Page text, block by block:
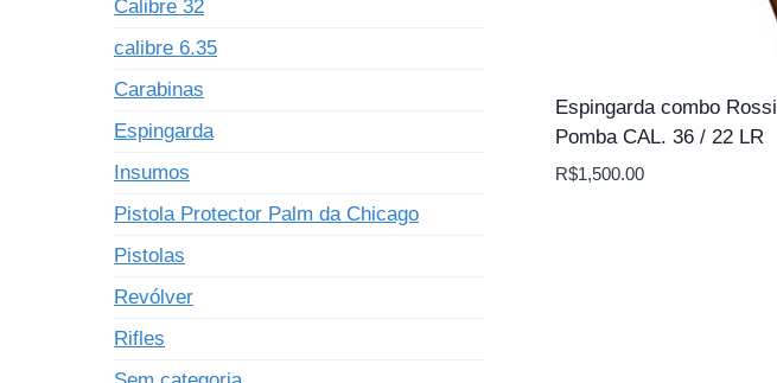
Espingarda combo Rossi
Pomba CAL. 36 / 22 LR
R$1,500.00
Calibre 32
calibre 6.35
Carabinas
Espingarda
Insumos
Pistola Protector Palm da Chicago
Pistolas
Revólver
Rifles